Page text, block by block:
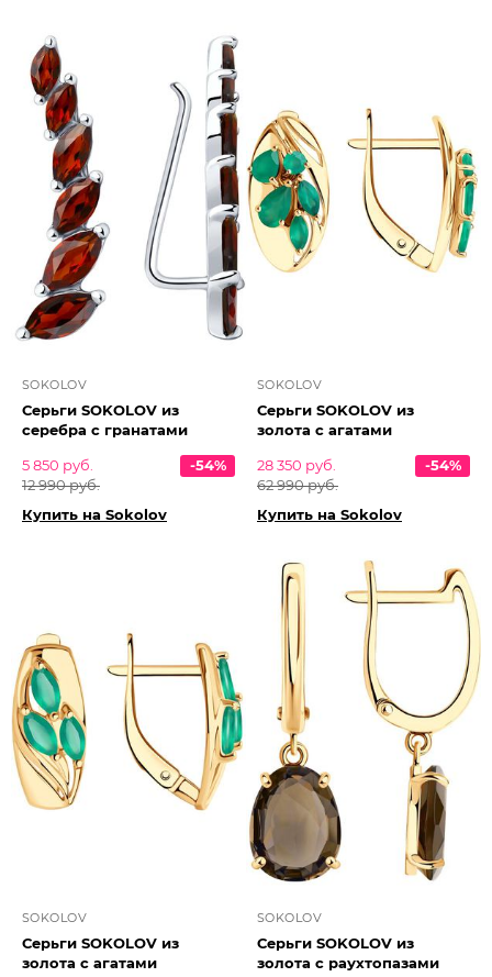
SOKOLOV
Серьги SOKOLOV из
серебра с гранатами
5 850 руб.
12 990 руб.
-54%
Купить на Sokolov
SOKOLOV
Серьги SOKOLOV из
золота с агатами
28 350 руб.
62 990 руб.
-54%
Купить на Sokolov
SOKOLOV
Серьги SOKOLOV из
золота с агатами
SOKOLOV
Серьги SOKOLOV из
золота с раухтопазами